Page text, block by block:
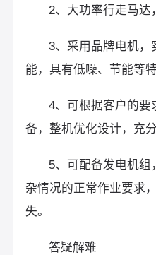
2、大功率行走马达
3、采用品牌电机，
能，具有低噪、节能等特
4、可根据客户的要
备，整机优化设计，充
5、可配备发电机组
杂情况的正常作业要求
失。
答疑解难